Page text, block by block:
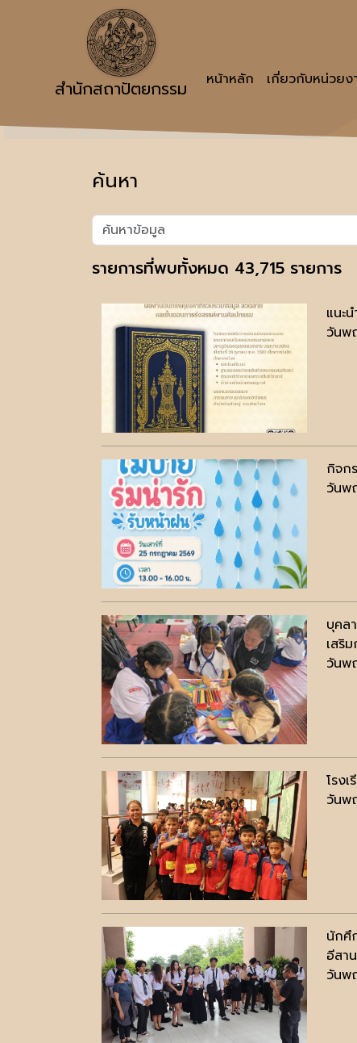
สำนักสถาปัตยกรรม หน้าหลัก เกี่ยวกับหน่วยง
ค้นหา
รายการที่พบทั้งหมด 43,715 รายการ
แนะ
วันพ
กิจก
วันพ
บุคล
เสริ
วันพ
โรง
วันพ
นักศึ
อีสา
วันพ